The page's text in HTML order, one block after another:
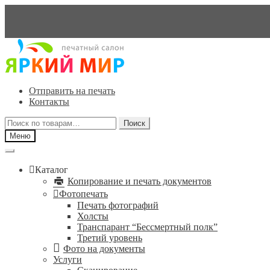
Перейти
навигации
Перейти
содержимому
Отправить на печать
Контакты
Искать:
Поиск
Меню
Каталог
Копирование и печать документов
Фотопечать
Печать фотографий
Холсты
Транспарант “Бессмертный полк”
Третий уровень
Фото на документы
Услуги